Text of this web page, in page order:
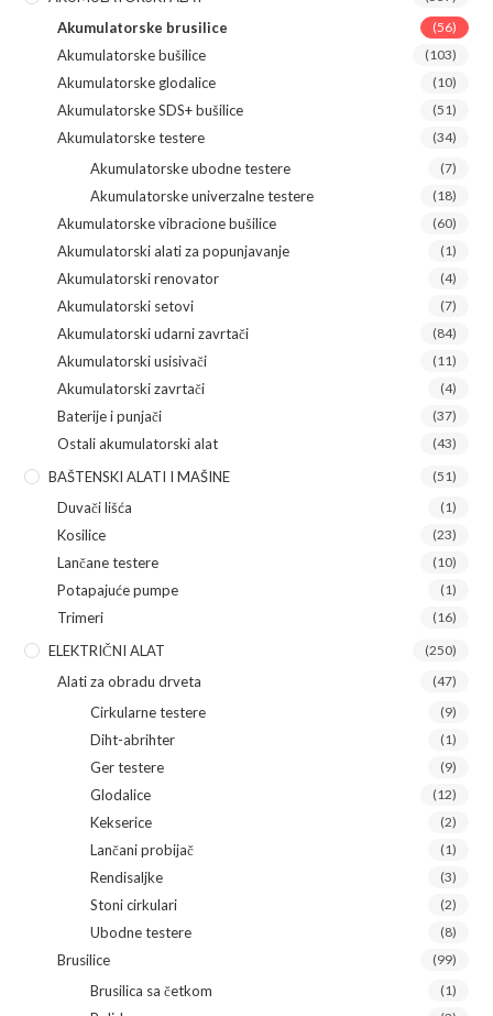
Akumulatorske brusilice (56)
Akumulatorske bušilice (103)
Akumulatorske glodalice (10)
Akumulatorske SDS+ bušilice (51)
Akumulatorske testere (34)
Akumulatorske ubodne testere (7)
Akumulatorske univerzalne testere (18)
Akumulatorske vibracione bušilice (60)
Akumulatorski alati za popunjavanje (1)
Akumulatorski renovator (4)
Akumulatorski setovi (7)
Akumulatorski udarni zavrtači (84)
Akumulatorski usisivači (11)
Akumulatorski zavrtači (4)
Baterije i punjači (37)
Ostali akumulatorski alat (43)
BAŠTENSKI ALATI I MAŠINE (51)
Duvači lišća (1)
Kosilice (23)
Lančane testere (10)
Potapajuće pumpe (1)
Trimeri (16)
ELEKTRIČNI ALAT (250)
Alati za obradu drveta (47)
Cirkularne testere (9)
Diht-abrihter (1)
Ger testere (9)
Glodalice (12)
Kekserice (2)
Lančani probijač (1)
Rendisaljke (3)
Stoni cirkulari (2)
Ubodne testere (8)
Brusilice (99)
Brusilica sa četkom (1)